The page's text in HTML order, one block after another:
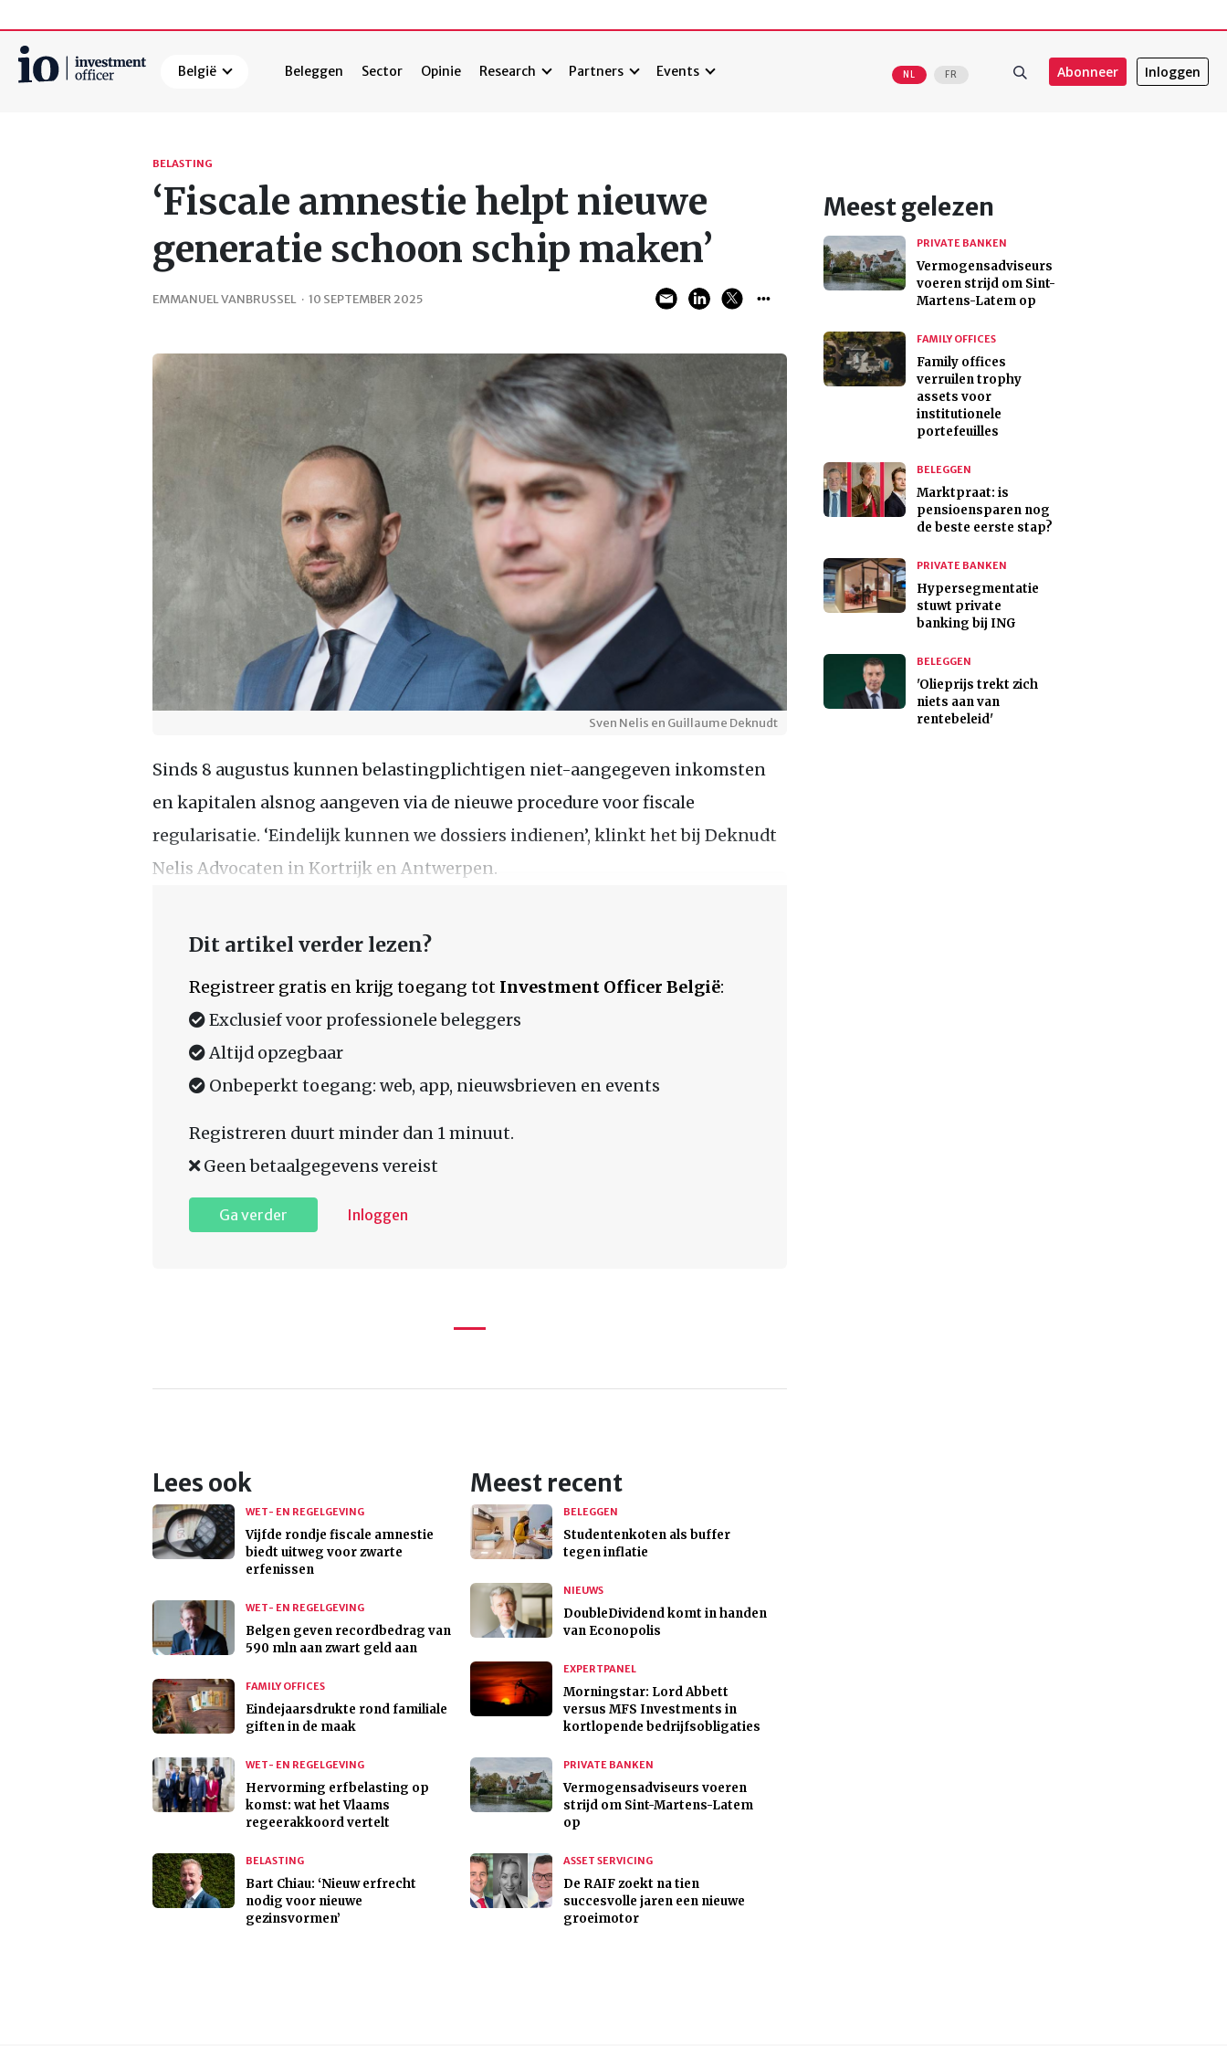
België Beleggen Sector Opinie Research Partners Events NL FR Abonneer Inloggen
BELASTING
‘Fiscale amnestie helpt nieuwe
generatie schoon schip maken’
EMMANUEL VANBRUSSEL · 10 SEPTEMBER 2025
Sven Nelis en Guillaume Deknudt
Sinds 8 augustus kunnen belastingplichtigen niet-aangegeven inkomsten
en kapitalen alsnog aangeven via de nieuwe procedure voor fiscale
regularisatie. ‘Eindelijk kunnen we dossiers indienen’, klinkt het bij Deknudt
Nelis Advocaten in Kortrijk en Antwerpen.
Dit artikel verder lezen?
Registreer gratis en krijg toegang tot Investment Officer België:
Exclusief voor professionele beleggers
Altijd opzegbaar
Onbeperkt toegang: web, app, nieuwsbrieven en events
Registreren duurt minder dan 1 minuut.
Geen betaalgegevens vereist
Ga verder Inloggen
Lees ook
WET- EN REGELGEVING
Vijfde rondje fiscale amnestie
biedt uitweg voor zwarte
erfenissen
WET- EN REGELGEVING
Belgen geven recordbedrag van
590 mln aan zwart geld aan
FAMILY OFFICES
Eindejaarsdrukte rond familiale
giften in de maak
WET- EN REGELGEVING
Hervorming erfbelasting op
komst: wat het Vlaams
regeerakkoord vertelt
BELASTING
Bart Chiau: ‘Nieuw erfrecht
nodig voor nieuwe
gezinsvormen’
Meest recent
BELEGGEN
Studentenkoten als buffer
tegen inflatie
NIEUWS
DoubleDividend komt in handen
van Econopolis
EXPERTPANEL
Morningstar: Lord Abbett
versus MFS Investments in
kortlopende bedrijfsobligaties
PRIVATE BANKEN
Vermogensadviseurs voeren
strijd om Sint-Martens-Latem
op
ASSET SERVICING
De RAIF zoekt na tien
succesvolle jaren een nieuwe
groeimotor
Meest gelezen
PRIVATE BANKEN
Vermogensadviseurs
voeren strijd om Sint-
Martens-Latem op
FAMILY OFFICES
Family offices
verruilen trophy
assets voor
institutionele
portefeuilles
BELEGGEN
Marktpraat: is
pensioensparen nog
de beste eerste stap?
PRIVATE BANKEN
Hypersegmentatie
stuwt private
banking bij ING
BELEGGEN
'Olieprijs trekt zich
niets aan van
rentebeleid'